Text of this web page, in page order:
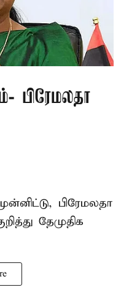
பிரேமலதா
பிரேமலதா
தேமுதிக